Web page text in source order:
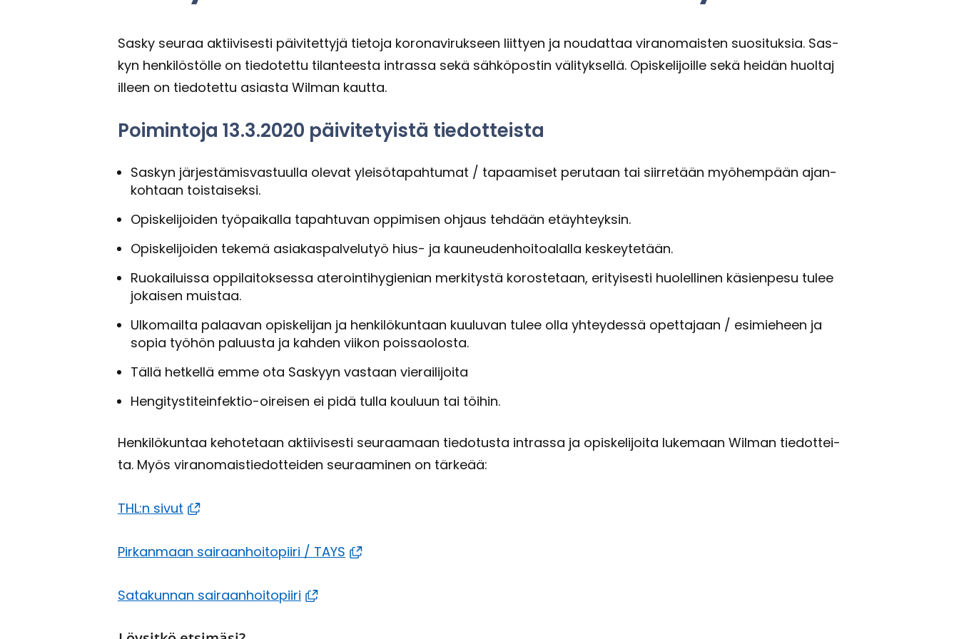
Sasky seu­raa ak­tii­vi­ses­ti päi­vi­tet­ty­jä tie­to­ja ko­ro­na­vi­ruk­seen liit­tyen ja nou­dat­taa vi­ran­omais­ten suo­si­tuk­sia. Sas­
kyn hen­ki­lös­töl­le on tie­do­tet­tu ti­lan­tees­ta int­ras­sa sekä säh­kö­pos­tin vä­li­tyk­sel­lä. Opis­ke­li­joil­le sekä hei­dän huol­ta­j
il­leen on tie­do­tet­tu asias­ta Wilman kaut­ta.
Poi­min­to­ja 13.3.2020 päi­vi­te­tyis­tä tie­dot­teis­ta
Sas­kyn jär­jes­tä­mis­vas­tuul­la ole­vat ylei­sö­ta­pah­tu­mat / ta­paa­mi­set pe­ru­taan tai siir­re­tään myö­hem­pään ajan­
koh­taan tois­tai­sek­si.
Opis­ke­li­joi­den työ­pai­kal­la ta­pah­tu­van op­pi­mi­sen oh­jaus teh­dään etäyh­teyk­sin.
Opis­ke­li­joi­den te­ke­mä asia­kas­pal­ve­lu­työ hius- ja kau­neu­den­hoi­toa­lal­la kes­key­te­tään.
Ruo­kai­luis­sa op­pi­lai­tok­ses­sa ate­roin­ti­hy­gie­nian mer­ki­tys­tä ko­ros­te­taan, eri­tyi­ses­ti huo­lel­li­nen kä­sien­pe­su tulee
jo­kai­sen muis­taa.
Ul­ko­mail­ta pa­laa­van opis­ke­li­jan ja hen­ki­lö­kun­taan kuu­lu­van tulee olla yh­tey­des­sä opet­ta­jaan / esi­mie­heen ja
sopia työ­hön pa­luus­ta ja kah­den vii­kon pois­sao­los­ta.
Tällä het­kel­lä emme ota Sas­kyyn vas­taan vie­rai­li­joi­ta
Hengitystiteinfektio-​oireisen ei pidä tulla kou­luun tai töi­hin.
Hen­ki­lö­kun­taa ke­ho­te­taan ak­tii­vi­ses­ti seu­raa­maan tie­do­tus­ta int­ras­sa ja opis­ke­li­joi­ta lu­ke­maan Wilman tie­dot­tei­
ta. Myös vi­ran­omais­tie­dot­tei­den seu­raa­mi­nen on tär­ke­ää:
THL:n sivut
Pir­kan­maan sai­raan­hoi­to­pii­ri / TAYS
Sa­ta­kun­nan sai­raan­hoi­to­pii­ri